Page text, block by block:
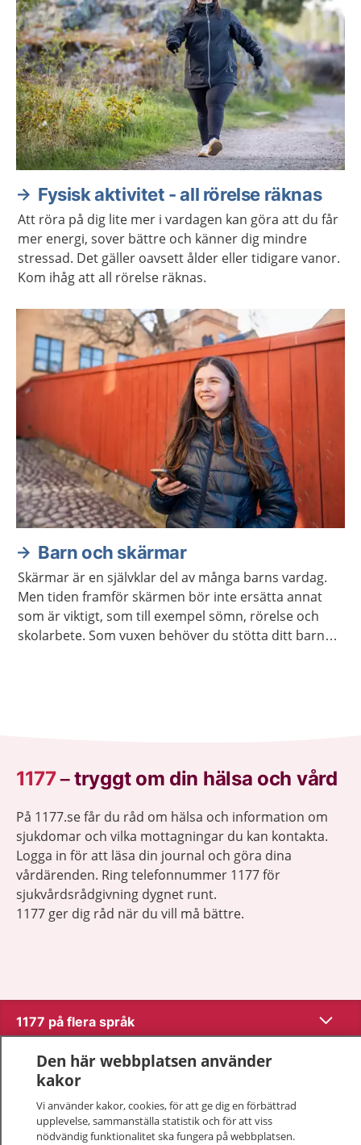
Fysisk aktivitet - all rörelse räknas
Att röra på dig lite mer i vardagen kan göra att du får
mer energi, sover bättre och känner dig mindre
stressad. Det gäller oavsett ålder eller tidigare vanor.
Kom ihåg att all rörelse räknas.
Barn och skärmar
Skärmar är en självklar del av många barns vardag.
Men tiden framför skärmen bör inte ersätta annat
som är viktigt, som till exempel sömn, rörelse och
skolarbete. Som vuxen behöver du stötta ditt barn
1177–tryggt om din hälsa och vård
På 1177.se får du råd om hälsa och information om
sjukdomar och vilka mottagningar du kan kontakta.
Logga in för att läsa din journal och göra dina
vårdärenden. Ring telefonnummer 1177 för
sjukvårdsrådgivning dygnet runt.
1177 ger dig råd när du vill må bättre.
1177 på flera språk Visa
Om 1177
Kontakt
Den här webbplatsen använder
kakor
Vi använder kakor, cookies, för att ge dig en förbättrad
upplevelse, sammanställa statistik och för att viss
nödvändig funktionalitet ska fungera på webbplatsen.